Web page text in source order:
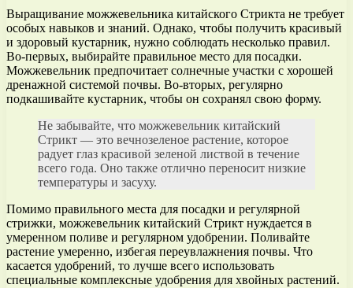
Выращивание можжевельника китайского Стрикта не требует
особых навыков и знаний. Однако, чтобы получить красивый
и здоровый кустарник, нужно соблюдать несколько правил.
Во-первых, выбирайте правильное место для посадки.
Можжевельник предпочитает солнечные участки с хорошей
дренажной системой почвы. Во-вторых, регулярно
подкашивайте кустарник, чтобы он сохранял свою форму.
Не забывайте, что можжевельник китайский
Стрикт — это вечнозеленое растение, которое
радует глаз красивой зеленой листвой в течение
всего года. Оно также отлично переносит низкие
температуры и засуху.
Помимо правильного места для посадки и регулярной
стрижки, можжевельник китайский Стрикт нуждается в
умеренном поливе и регулярном удобрении. Поливайте
растение умеренно, избегая переувлажнения почвы. Что
касается удобрений, то лучше всего использовать
специальные комплексные удобрения для хвойных растений.